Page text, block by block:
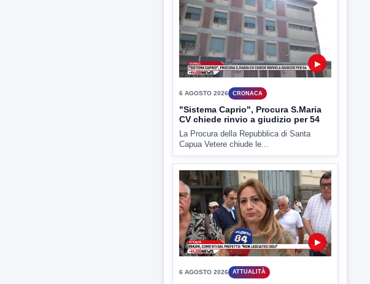
▶
6 AGOSTO 2026
"Sistema Caprio", Procura S.Maria
CV chiede rinvio a giudizio per 54
La Procura della Repubblica di Santa
Capua Vetere chiude le...
▶
6 AGOSTO 2026 ATTUALITÀ
Miasmi, Comitati dal Prefetto: non
lasciateci soli
Comitati dal Prefetto Moscarella. Oltre a
rendere noto il flash...